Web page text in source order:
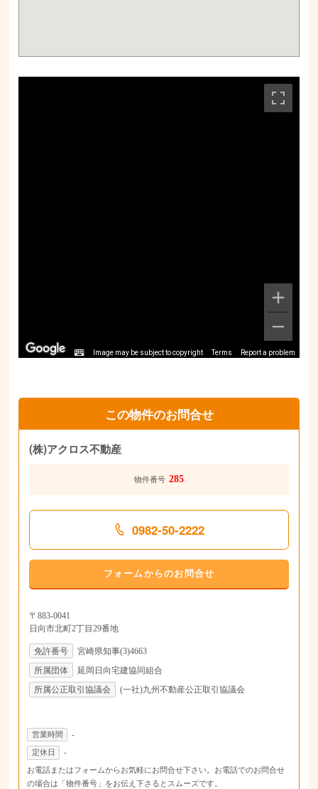
Image may be subject to copyright Terms Report a problem
この物件のお問合せ
(株)アクロス不動産
物件番号 285
0982-50-2222
フォームからのお問合せ
〒883-0041
日向市北町2丁目29番地
免許番号
宮崎県知事(3)4663
所属団体
延岡日向宅建協同組合
所属公正取引協議会
(一社)九州不動産公正取引協議会
営業時間 -
定休日 -
お電話またはフォームからお気軽にお問合せ下さい。お電話でのお問合せ
の場合は「物件番号」をお伝え下さるとスムーズです。